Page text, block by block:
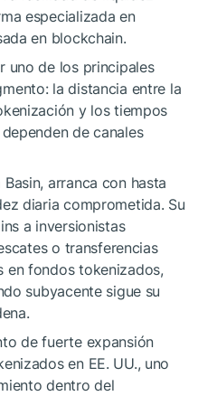
especializada en
en blockchain.
uno de los principales
la distancia entre la
y los tiempos
de canales
arranca con hasta
diaria comprometida. Su
a inversionistas
o transferencias
en fondos tokenizados,
subyacente sigue su
de fuerte expansión
en EE. UU., uno
dentro del